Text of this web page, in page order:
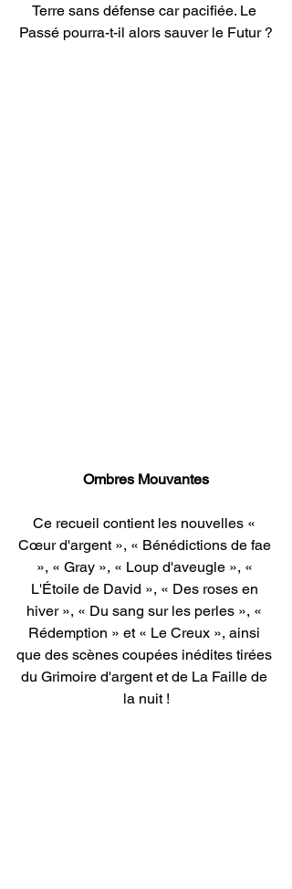
Terre sans défense car pacifiée. Le
Passé pourra-t-il alors sauver le Futur ?
Ombres Mouvantes
Ce recueil contient les nouvelles «
Cœur d'argent », « Bénédictions de fae
», « Gray », « Loup d'aveugle », «
L'Étoile de David », « Des roses en
hiver », « Du sang sur les perles », «
Rédemption » et « Le Creux », ainsi
que des scènes coupées inédites tirées
du Grimoire d'argent et de La Faille de
la nuit !